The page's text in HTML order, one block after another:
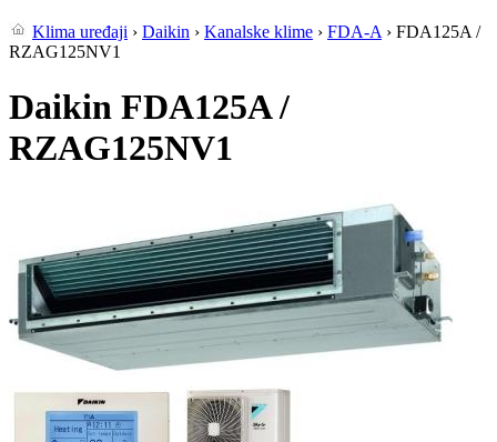
Klima uređaji › Daikin › Kanalske klime › FDA-A › FDA125A /
RZAG125NV1
Daikin FDA125A /
RZAG125NV1